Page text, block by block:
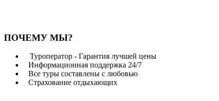
ПОЧЕМУ МЫ?
Туроператор - Гарантия лучшей цены
Информационная поддержка 24/7
Все туры составлены с любовью
Страхование отдыхающих